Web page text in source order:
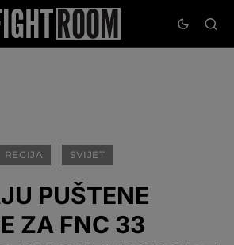
REGIJA SVIJET
PUŠTENE
ZA FNC 33